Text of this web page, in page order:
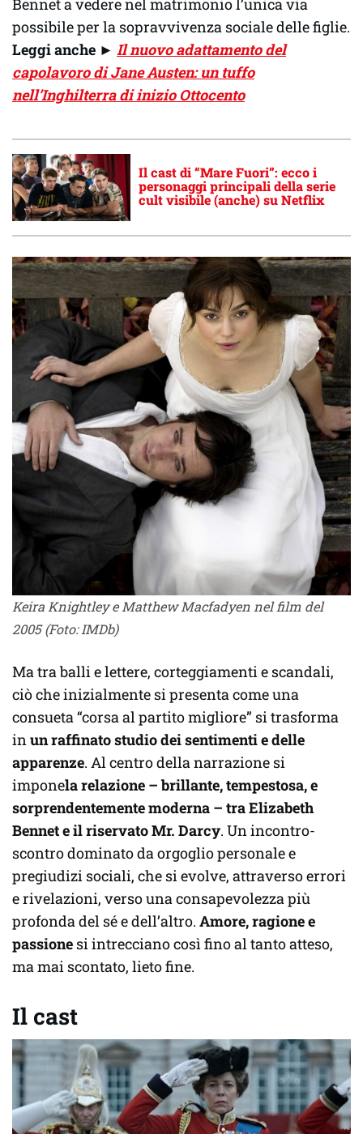
Bennet a vedere nel matrimonio l’unica via
possibile per la sopravvivenza sociale delle figlie.
Leggi anche ► Il nuovo adattamento del
capolavoro di Jane Austen: un tuffo
nell’Inghilterra di inizio Ottocento
Il cast di “Mare Fuori”: ecco i
personaggi principali della serie
cult visibile (anche) su Netflix
Keira Knightley e Matthew Macfadyen nel film del
2005 (Foto: IMDb)
Ma tra balli e lettere, corteggiamenti e scandali,
ciò che inizialmente si presenta come una
consueta “corsa al partito migliore” si trasforma
in un raffinato studio dei sentimenti e delle
apparenze. Al centro della narrazione si
imponela relazione – brillante, tempestosa, e
sorprendentemente moderna – tra Elizabeth
Bennet e il riservato Mr. Darcy. Un incontro-
scontro dominato da orgoglio personale e
pregiudizi sociali, che si evolve, attraverso errori
e rivelazioni, verso una consapevolezza più
profonda del sé e dell’altro. Amore, ragione e
passione si intrecciano così fino al tanto atteso,
ma mai scontato, lieto fine.
Il cast